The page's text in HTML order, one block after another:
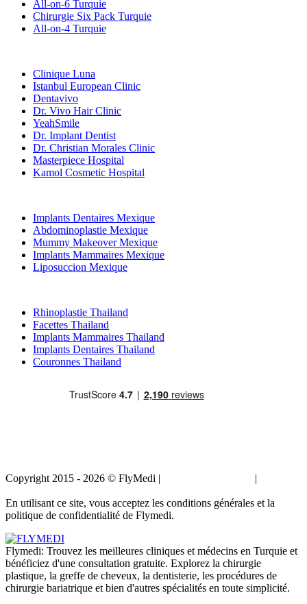
All-on-6 Turquie
Chirurgie Six Pack Turquie
All-on-4 Turquie
Clinique Luna
Istanbul European Clinic
Dentavivo
Dr. Vivo Hair Clinic
YeahSmile
Dr. Implant Dentist
Dr. Christian Morales Clinic
Masterpiece Hospital
Kamol Cosmetic Hospital
Implants Dentaires Mexique
Abdominoplastie Mexique
Mummy Makeover Mexique
Implants Mammaires Mexique
Liposuccion Mexique
Rhinoplastie Thailand
Facettes Thailand
Implants Mammaires Thailand
Implants Dentaires Thailand
Couronnes Thailand
Copyright 2015 - 2026 © FlyMedi | |
En utilisant ce site, vous acceptez les conditions générales et la
politique de confidentialité de Flymedi.
Flymedi: Trouvez les meilleures cliniques et médecins en Turquie et
bénéficiez d'une consultation gratuite. Explorez la chirurgie
plastique, la greffe de cheveux, la dentisterie, les procédures de
chirurgie bariatrique et bien d'autres spécialités en toute simplicité.